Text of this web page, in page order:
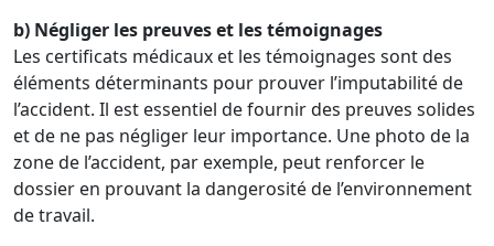
b) Négliger les preuves et les témoignages
Les certificats médicaux et les témoignages sont des
éléments déterminants pour prouver l’imputabilité de
l’accident. Il est essentiel de fournir des preuves solides
et de ne pas négliger leur importance. Une photo de la
zone de l’accident, par exemple, peut renforcer le
dossier en prouvant la dangerosité de l’environnement
de travail.